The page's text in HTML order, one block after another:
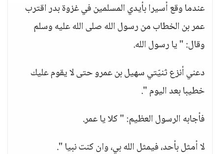
عندما وقع أسيرا بأيدي المسلمين في غزوة بدر اقترب
عمر بن الخطاب من رسول الله صلى الله عليه وسلم
وقال: " يا رسول الله.
دعني أنزع ثنيّتي سهيل بن عمرو حتى لا يقوم عليك
خطيبا بعد اليوم ".
فأجابه الرسول العظيم: " كلا يا عمر.
لا أمثل بأحد، فيمثل الله بي، وان كنت نبيا ".